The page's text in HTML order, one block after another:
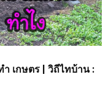
เกษตร | วิถีไทบ้าน :